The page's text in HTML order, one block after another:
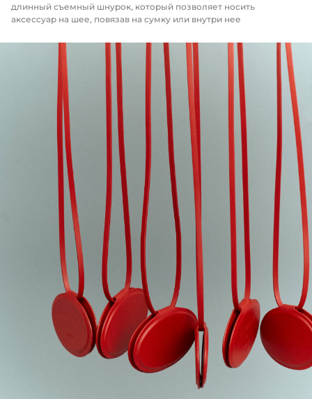
длинный съемный шнурок, который позволяет носить
аксессуар на шее, повязав на сумку или внутри нее